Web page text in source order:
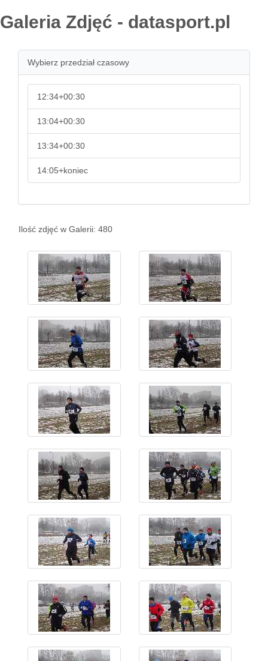
Galeria Zdjęć - datasport.pl
Wybierz przedział czasowy
12:34+00:30
13:04+00:30
13:34+00:30
14:05+koniec
Ilość zdjęć w Galerii: 480